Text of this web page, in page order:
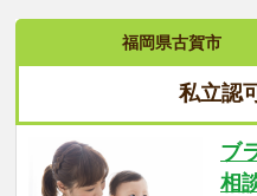
福岡県古賀市
私立認
ブ
相